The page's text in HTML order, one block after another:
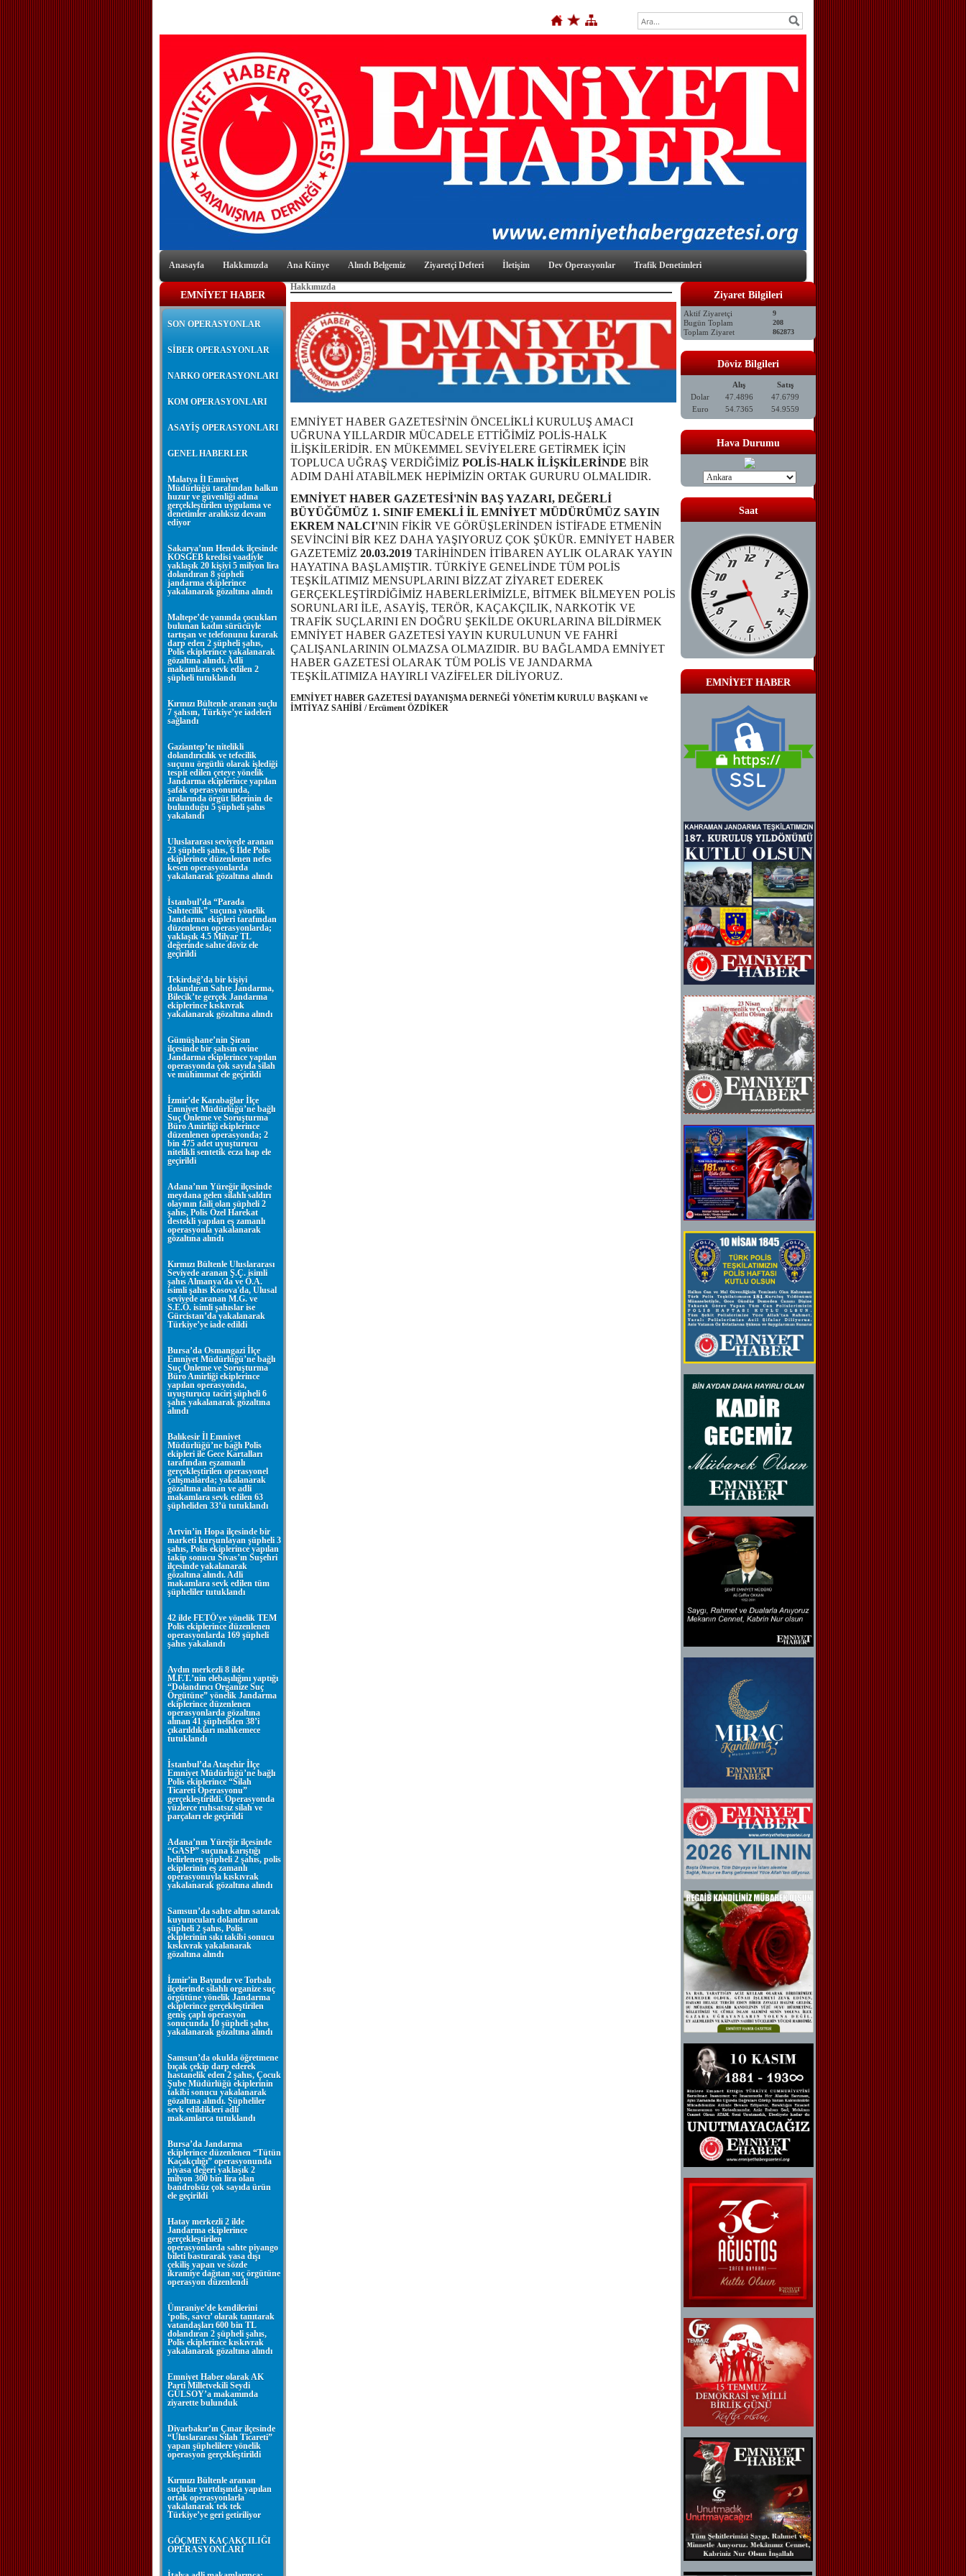
Anasayfa Hakkımızda Ana Künye Alındı Belgemiz Ziyaretçi Defteri İletişim Dev Operasyonlar Trafik Denetimleri
EMNİYET HABER
SON OPERASYONLAR
SİBER OPERASYONLAR
NARKO OPERASYONLARI
KOM OPERASYONLARI
ASAYİŞ OPERASYONLARI
GENEL HABERLER
Malatya İl Emniyet
Müdürlüğü tarafından halkın
huzur ve güvenliği adına
gerçekleştirilen uygulama ve
denetimler aralıksız devam
ediyor
Sakarya’nın Hendek ilçesinde
KOSGEB kredisi vaadiyle
yaklaşık 20 kişiyi 5 milyon lira
dolandıran 8 şüpheli
jandarma ekiplerince
yakalanarak gözaltına alındı
Maltepe’de yanında çocukları
bulunan kadın sürücüyle
tartışan ve telefonunu kırarak
darp eden 2 şüpheli şahıs,
Polis ekiplerince yakalanarak
gözaltına alındı. Adli
makamlara sevk edilen 2
şüpheli tutuklandı
Kırmızı Bültenle aranan suçlu
7 şahsın, Türkiye’ye iadeleri
sağlandı
Gaziantep’te nitelikli
dolandırıcılık ve tefecilik
suçunu örgütlü olarak işlediği
tespit edilen çeteye yönelik
Jandarma ekiplerince yapılan
şafak operasyonunda,
aralarında örgüt liderinin de
bulunduğu 5 şüpheli şahıs
yakalandı
Uluslararası seviyede aranan
23 şüpheli şahıs, 6 İlde Polis
ekiplerince düzenlenen nefes
kesen operasyonlarda
yakalanarak gözaltına alındı
İstanbul’da “Parada
Sahtecilik” suçuna yönelik
Jandarma ekipleri tarafından
düzenlenen operasyonlarda;
yaklaşık 4.5 Milyar TL
değerinde sahte döviz ele
geçirildi
Tekirdağ’da bir kişiyi
dolandıran Sahte Jandarma,
Bilecik’te gerçek Jandarma
ekiplerince kıskıvrak
yakalanarak gözaltına alındı
Gümüşhane’nin Şiran
ilçesinde bir şahsın evine
Jandarma ekiplerince yapılan
operasyonda çok sayıda silah
ve mühimmat ele geçirildi
İzmir’de Karabağlar İlçe
Emniyet Müdürlüğü’ne bağlı
Suç Önleme ve Soruşturma
Büro Amirliği ekiplerince
düzenlenen operasyonda; 2
bin 475 adet uyuşturucu
nitelikli sentetik ecza hap ele
geçirildi
Adana’nın Yüreğir ilçesinde
meydana gelen silahlı saldırı
olayının faili olan şüpheli 2
şahıs, Polis Özel Harekat
destekli yapılan eş zamanlı
operasyonla yakalanarak
gözaltına alındı
Kırmızı Bültenle Uluslararası
Seviyede aranan Ş.Ç. isimli
şahıs Almanya'da ve Ö.A.
isimli şahıs Kosova'da, Ulusal
seviyede aranan M.G. ve
S.E.Ö. isimli şahıslar ise
Gürcistan’da yakalanarak
Türkiye’ye iade edildi
Bursa’da Osmangazi İlçe
Emniyet Müdürlüğü’ne bağlı
Suç Önleme ve Soruşturma
Büro Amirliği ekiplerince
yapılan operasyonda,
uyuşturucu taciri şüpheli 6
şahıs yakalanarak gözaltına
alındı
Balıkesir İl Emniyet
Müdürlüğü’ne bağlı Polis
ekipleri ile Gece Kartalları
tarafından eşzamanlı
gerçekleştirilen operasyonel
çalışmalarda; yakalanarak
gözaltına alınan ve adli
makamlara sevk edilen 63
şüpheliden 33’ü tutuklandı
Artvin’in Hopa ilçesinde bir
marketi kurşunlayan şüpheli 3
şahıs, Polis ekiplerince yapılan
takip sonucu Sivas’ın Suşehri
ilçesinde yakalanarak
gözaltına alındı. Adli
makamlara sevk edilen tüm
şüpheliler tutuklandı
42 ilde FETÖ'ye yönelik TEM
Polis ekiplerince düzenlenen
operasyonlarda 169 şüpheli
şahıs yakalandı
Aydın merkezli 8 ilde
M.F.T.’nin elebaşılığını yaptığı
“Dolandırıcı Organize Suç
Örgütüne” yönelik Jandarma
ekiplerince düzenlenen
operasyonlarda gözaltına
alınan 41 şüpheliden 38’i
çıkarıldıkları mahkemece
tutuklandı
İstanbul’da Ataşehir İlçe
Emniyet Müdürlüğü’ne bağlı
Polis ekiplerince “Silah
Ticareti Operasyonu”
gerçekleştirildi. Operasyonda
yüzlerce ruhsatsız silah ve
parçaları ele geçirildi
Adana’nın Yüreğir ilçesinde
“GASP” suçuna karıştığı
belirlenen şüpheli 2 şahıs, polis
ekiplerinin eş zamanlı
operasyonuyla kıskıvrak
yakalanarak gözaltına alındı
Samsun’da sahte altın satarak
kuyumcuları dolandıran
şüpheli 2 şahıs, Polis
ekiplerinin sıkı takibi sonucu
kıskıvrak yakalanarak
gözaltına alındı
İzmir’in Bayındır ve Torbalı
ilçelerinde silahlı organize suç
örgütüne yönelik Jandarma
ekiplerince gerçekleştirilen
geniş çaplı operasyon
sonucunda 10 şüpheli şahıs
yakalanarak gözaltına alındı
Samsun’da okulda öğretmene
bıçak çekip darp ederek
hastanelik eden 2 şahıs, Çocuk
Şube Müdürlüğü ekiplerinin
takibi sonucu yakalanarak
gözaltına alındı. Şüpheliler
sevk edildikleri adli
makamlarca tutuklandı
Bursa’da Jandarma
ekiplerince düzenlenen “Tütün
Kaçakçılığı” operasyonunda
piyasa değeri yaklaşık 2
milyon 300 bin lira olan
bandrolsüz çok sayıda ürün
ele geçirildi
Hatay merkezli 2 ilde
Jandarma ekiplerince
gerçekleştirilen
operasyonlarda sahte piyango
bileti bastırarak yasa dışı
çekiliş yapan ve sözde
ikramiye dağıtan suç örgütüne
operasyon düzenlendi
Ümraniye’de kendilerini
‘polis, savcı’ olarak tanıtarak
vatandaşları 600 bin TL
dolandıran 2 şüpheli şahıs,
Polis ekiplerince kıskıvrak
yakalanarak gözaltına alındı
Emniyet Haber olarak AK
Parti Milletvekili Seydi
GÜLSOY’a makamında
ziyarette bulunduk
Diyarbakır’ın Çınar ilçesinde
“Uluslararası Silah Ticareti”
yapan şüphelilere yönelik
operasyon gerçekleştirildi
Kırmızı Bültenle aranan
suçlular yurtdışında yapılan
ortak operasyonlarla
yakalanarak tek tek
Türkiye’ye geri getiriliyor
GÖÇMEN KAÇAKÇILIĞI
OPERASYONLARI
Hakkımızda
EMNİYET HABER GAZETESİ'NİN ÖNCELİKLİ KURULUŞ AMACI
UĞRUNA YILLARDIR MÜCADELE ETTİĞİMİZ POLİS-HALK
İLİŞKİLERİDİR. EN MÜKEMMEL SEVİYELERE GETİRMEK İÇİN
TOPLUCA UĞRAŞ VERDİĞİMİZ POLİS-HALK İLİŞKİLERİNDE BİR
ADIM DAHİ ATABİLMEK HEPİMİZİN ORTAK GURURU OLMALIDIR.
EMNİYET HABER GAZETESİ'NİN BAŞ YAZARI, DEĞERLİ
BÜYÜĞÜMÜZ 1. SINIF EMEKLİ İL EMNİYET MÜDÜRÜMÜZ SAYIN
EKREM NALCI'NIN FİKİR VE GÖRÜŞLERİNDEN İSTİFADE ETMENİN
SEVİNCİNİ BİR KEZ DAHA YAŞIYORUZ ÇOK ŞÜKÜR. EMNİYET HABER
GAZETEMİZ 20.03.2019 TARİHİNDEN İTİBAREN AYLIK OLARAK YAYIN
HAYATINA BAŞLAMIŞTIR. TÜRKİYE GENELİNDE TÜM POLİS
TEŞKİLATIMIZ MENSUPLARINI BİZZAT ZİYARET EDEREK
GERÇEKLEŞTİRDİĞİMİZ HABERLERİMİZLE, BİTMEK BİLMEYEN POLİS
SORUNLARI İLE, ASAYİŞ, TERÖR, KAÇAKÇILIK, NARKOTİK VE
TRAFİK SUÇLARINI EN DOĞRU ŞEKİLDE OKURLARINA BİLDİRMEK
EMNİYET HABER GAZETESİ YAYIN KURULUNUN VE FAHRİ
ÇALIŞANLARININ OLMAZSA OLMAZIDIR. BU BAĞLAMDA EMNİYET
HABER GAZETESİ OLARAK TÜM POLİS VE JANDARMA
TEŞKİLATIMIZA HAYIRLI VAZİFELER DİLİYORUZ.
EMNİYET HABER GAZETESİ DAYANIŞMA DERNEĞİ YÖNETİM KURULU BAŞKANI ve
İMTİYAZ SAHİBİ / Ercüment ÖZDİKER
Ziyaret Bilgileri
Aktif Ziyaretçi 9
Bugün Toplam 208
Toplam Ziyaret 862873
Döviz Bilgileri
Alış
Satış
Dolar
47.4896
47.6799
Euro
54.7365 54.9559
Hava Durumu
Saat
EMNİYET HABER